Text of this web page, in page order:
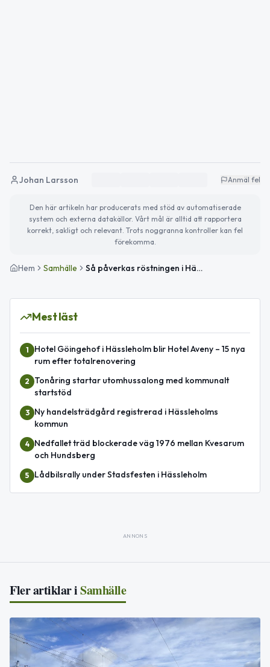
Johan Larsson Anmäl fel
Den här artikeln har producerats med stöd av automatiserade
system och externa datakällor. Vårt mål är alltid att rapportera
korrekt, sakligt och relevant. Trots noggranna kontroller kan fel
förekomma.
Hem Samhälle Så påverkas röstningen i Hässleholm inför valet 2026
Mest läst
1
Hotel Göingehof i Hässleholm blir Hotel Aveny – 15 nya
rum efter totalrenovering
2
Tonåring startar utomhussalong med kommunalt
startstöd
3
Ny handelsträdgård registrerad i Hässleholms
kommun
4
Nedfallet träd blockerade väg 1976 mellan Kvesarum
och Hundsberg
5 Lådbilsrally under Stadsfesten i Hässleholm
ANNONS
Fler artiklar iSamhälle